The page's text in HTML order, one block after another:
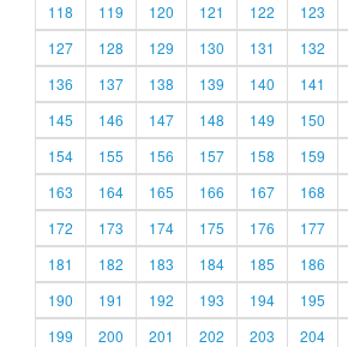
118
119 120 121 122 123
127
128 129 130 131 132
136
137 138 139 140 141
145
146 147 148 149 150
154
155 156 157 158 159
163
164 165 166 167 168
172
173 174 175 176 177
181
182 183 184 185 186
190
191 192 193 194 195
199
200 201 202 203 204